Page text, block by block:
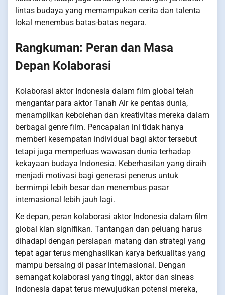
lintas budaya yang memampukan cerita dan talenta
lokal menembus batas-batas negara.
Rangkuman: Peran dan Masa
Depan Kolaborasi
Kolaborasi aktor Indonesia dalam film global telah
mengantar para aktor Tanah Air ke pentas dunia,
menampilkan kebolehan dan kreativitas mereka dalam
berbagai genre film. Pencapaian ini tidak hanya
memberi kesempatan individual bagi aktor tersebut
tetapi juga memperluas wawasan dunia terhadap
kekayaan budaya Indonesia. Keberhasilan yang diraih
menjadi motivasi bagi generasi penerus untuk
bermimpi lebih besar dan menembus pasar
internasional lebih jauh lagi.
Ke depan, peran kolaborasi aktor Indonesia dalam film
global kian signifikan. Tantangan dan peluang harus
dihadapi dengan persiapan matang dan strategi yang
tepat agar terus menghasilkan karya berkualitas yang
mampu bersaing di pasar internasional. Dengan
semangat kolaborasi yang tinggi, aktor dan sineas
Indonesia dapat terus mewujudkan potensi mereka,